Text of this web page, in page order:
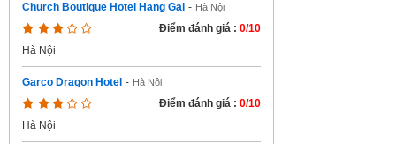
Church Boutique Hotel Hang Gai - Hà Nội
Điểm đánh giá : 0/10
Hà Nội
Garco Dragon Hotel - Hà Nội
Điểm đánh giá : 0/10
Hà Nội